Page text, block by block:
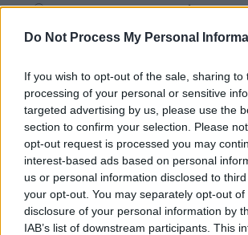
Do Not Process My Personal
If you wish to opt-out of the sale, sharing to
processing of your personal or sensitive
targeted advertising by us, please use the
section to confirm your selection. Please
opt-out request is processed you may
interest-based ads based on personal
us or personal information disclosed to
your opt-out. You may separately opt-out
disclosure of your personal information by
IAB’s list of downstream participants. This
Acțiunea Conservatoare (Târziu)
PDF (Lazarus)
PNȚCD (Pavelescu)
PNCR (Terheș)
Partidul Patrioților (Surugiu)
FAR (Coarnă)
România pe Primul Loc (Ponta)
Altul